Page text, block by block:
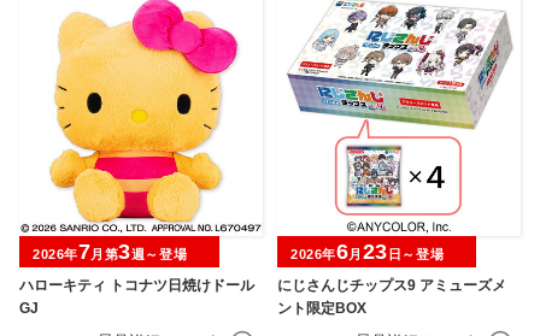
ハローキティ トコナツ日焼けドール
GJ
2026年7月第3週～登場
にじさんじチップス9 アミューズメ
ント限定BOX
2026年6月 23 日～登場